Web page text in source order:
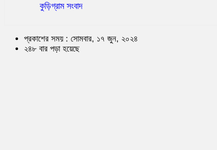
কুড়িগ্রাম সংবাদ
প্রকাশের সময় : সোমবার, ১৭ জুন, ২০২৪
২৪৮ বার পড়া হয়েছে